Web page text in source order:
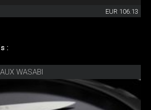
EUR 106.13
:
WASABI